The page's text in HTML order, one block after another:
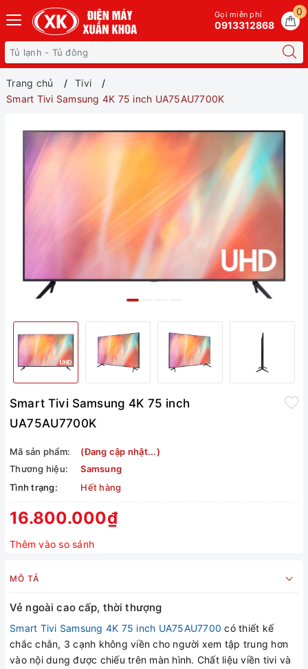
0
Gọi miễn phí
0913312868
Trang chủ
Tivi
Smart Tivi Samsung 4K 75 inch UA75AU7700K
Smart Tivi Samsung 4K 75 inch
UA75AU7700K
Mã sản phẩm:
(Đang cập nhật...)
Thương hiệu:
Samsung
Tình trạng:
Hết hàng
16.800.000₫
Thêm vào so sánh
MÔ TẢ
Vẻ ngoài cao cấp, thời thượng
Smart Tivi Samsung 4K 75 inch UA75AU7700 có thiết kế
chắc chắn, 3 cạnh không viền cho người xem tập trung hơn
vào nội dung được chiếu trên màn hình. Chất liệu viền tivi và